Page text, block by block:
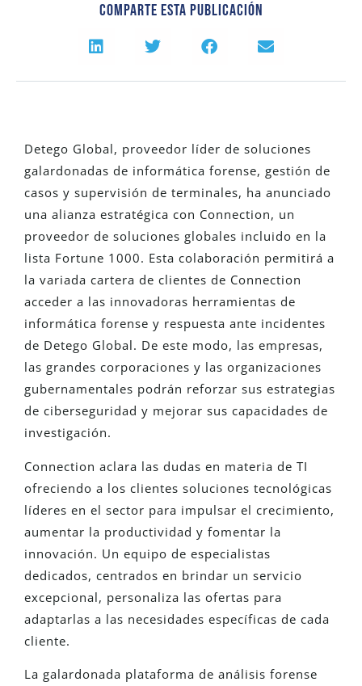
Comparte Esta Publicación
Detego Global, proveedor líder de soluciones
galardonadas de informática forense, gestión de
casos y supervisión de terminales, ha anunciado
una alianza estratégica con Connection, un
proveedor de soluciones globales incluido en la
lista Fortune 1000. Esta colaboración permitirá a
la variada cartera de clientes de Connection
acceder a las innovadoras herramientas de
informática forense y respuesta ante incidentes
de Detego Global. De este modo, las empresas,
las grandes corporaciones y las organizaciones
gubernamentales podrán reforzar sus estrategias
de ciberseguridad y mejorar sus capacidades de
investigación.
Connection aclara las dudas en materia de TI
ofreciendo a los clientes soluciones tecnológicas
líderes en el sector para impulsar el crecimiento,
aumentar la productividad y fomentar la
innovación. Un equipo de especialistas
dedicados, centrados en brindar un servicio
excepcional, personaliza las ofertas para
adaptarlas a las necesidades específicas de cada
cliente.
La galardonada plataforma de análisis forense